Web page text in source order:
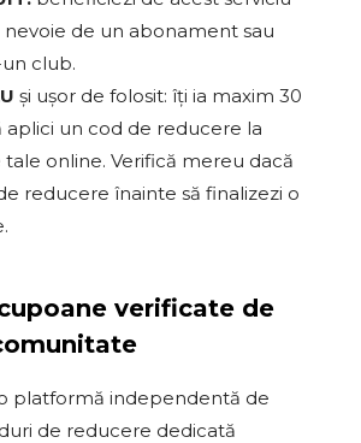
nevoie de un abonament sau
club.
și ușor de folosit: îți ia maxim 30
aplici un cod de reducere la
online. Verifică mereu dacă
reducere înainte să finalizezi o
verificate de
platformă independentă de
de reducere dedicată